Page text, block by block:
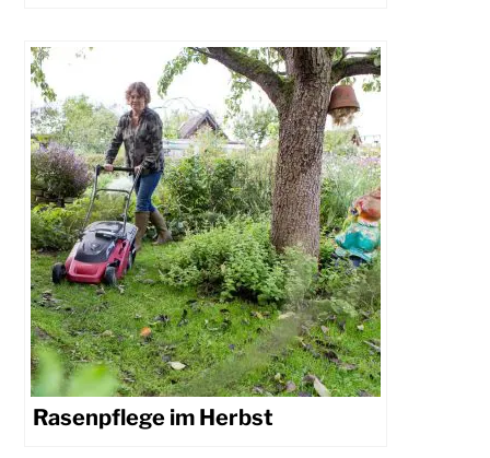
Rasenpflege im Herbst